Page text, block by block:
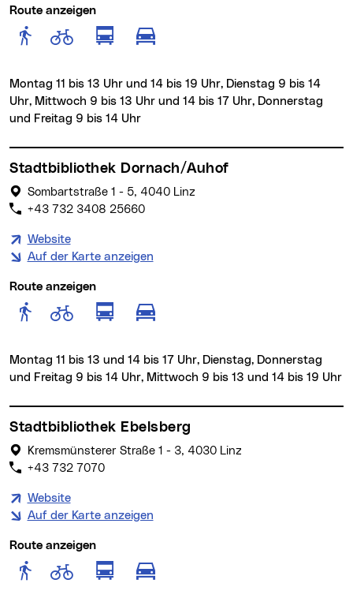
Route anzeigen
Route anzeigen für Fußgänger
Route anzeigen für
Route anzeigen für
Route anzeigen für
Montag 11 bis 13 Uhr und 14 bis 19 Uhr, Dienstag 9 bis 14
Uhr, Mittwoch 9 bis 13 Uhr und 14 bis 17 Uhr, Donnerstag
und Freitag 9 bis 14 Uhr
Stadtbibliothek Dornach/Auhof
Sombartstraße 1 - 5, 4040 Linz
+43 732 3408 25660
Website
Auf der Karte anzeigen
Route anzeigen
Route anzeigen für Fußgänger
Route anzeigen für
Route anzeigen für
Route anzeigen für
Montag 11 bis 13 und 14 bis 17 Uhr, Dienstag, Donnerstag
und Freitag 9 bis 14 Uhr, Mittwoch 9 bis 13 und 14 bis 19 Uhr
Stadtbibliothek Ebelsberg
Kremsmünsterer Straße 1 - 3, 4030 Linz
+43 732 7070
Website
Auf der Karte anzeigen
Route anzeigen
Route anzeigen für Fußgänger
Route anzeigen für
Route anzeigen für
Route anzeigen für